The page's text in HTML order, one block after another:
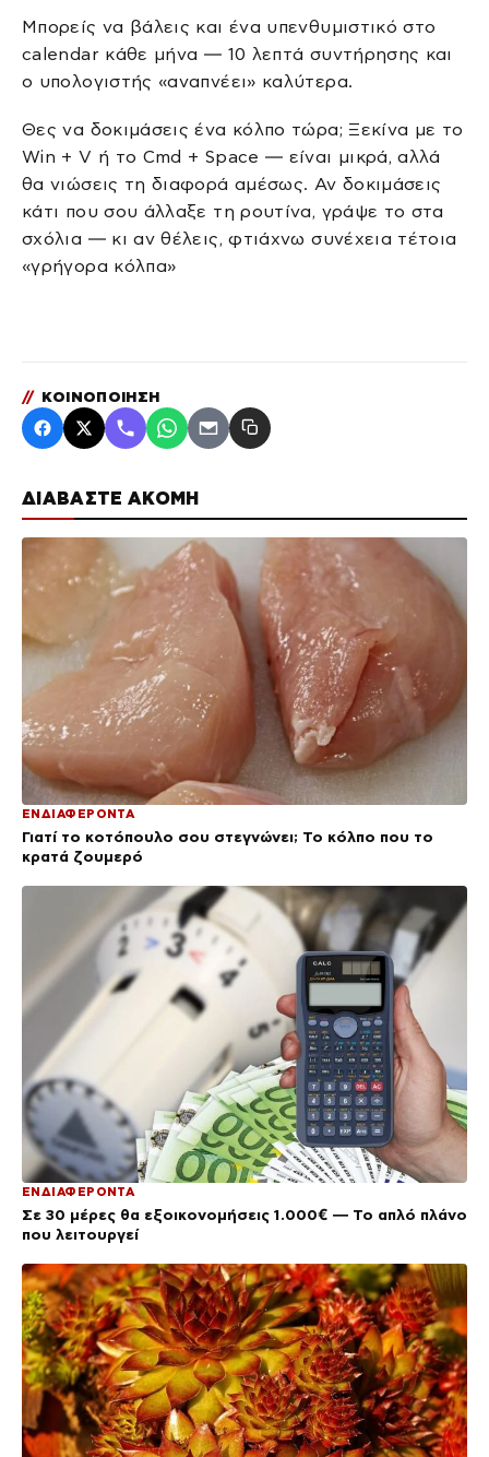
ΔΙΑΒΑΣΤΕ ΑΚΟΜΗ
ΕΝΔΙΑΦΕΡΟΝΤΑ
Γιατί το κοτόπουλο σου στεγνώνει; Το κόλπο που το
κρατά ζουμερό
ΕΝΔΙΑΦΕΡΟΝΤΑ
Σε 30 μέρες θα εξοικονομήσεις 1.000€ — Το απλό πλάνο
που λειτουργεί
Μπορείς να βάλεις και ένα υπενθυμιστικό στο
calendar κάθε μήνα — 10 λεπτά συντήρησης και
ο υπολογιστής «αναπνέει» καλύτερα.
Θες να δοκιμάσεις ένα κόλπο τώρα; Ξεκίνα με το
Win + V ή το Cmd + Space — είναι μικρά, αλλά
θα νιώσεις τη διαφορά αμέσως. Αν δοκιμάσεις
κάτι που σου άλλαξε τη ρουτίνα, γράψε το στα
σχόλια — κι αν θέλεις, φτιάχνω συνέχεια τέτοια
«γρήγορα κόλπα»
// ΚΟΙΝΟΠΟΙΗΣΗ